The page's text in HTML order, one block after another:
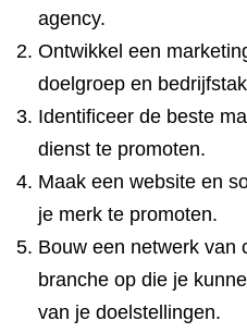
agency.
Ontwikkel een
doelgroep en
Identificeer de beste
dienst te promoten.
Maak een website en
je merk te promoten.
Bouw een netwerk van
branche op die je
van je doelstellingen.